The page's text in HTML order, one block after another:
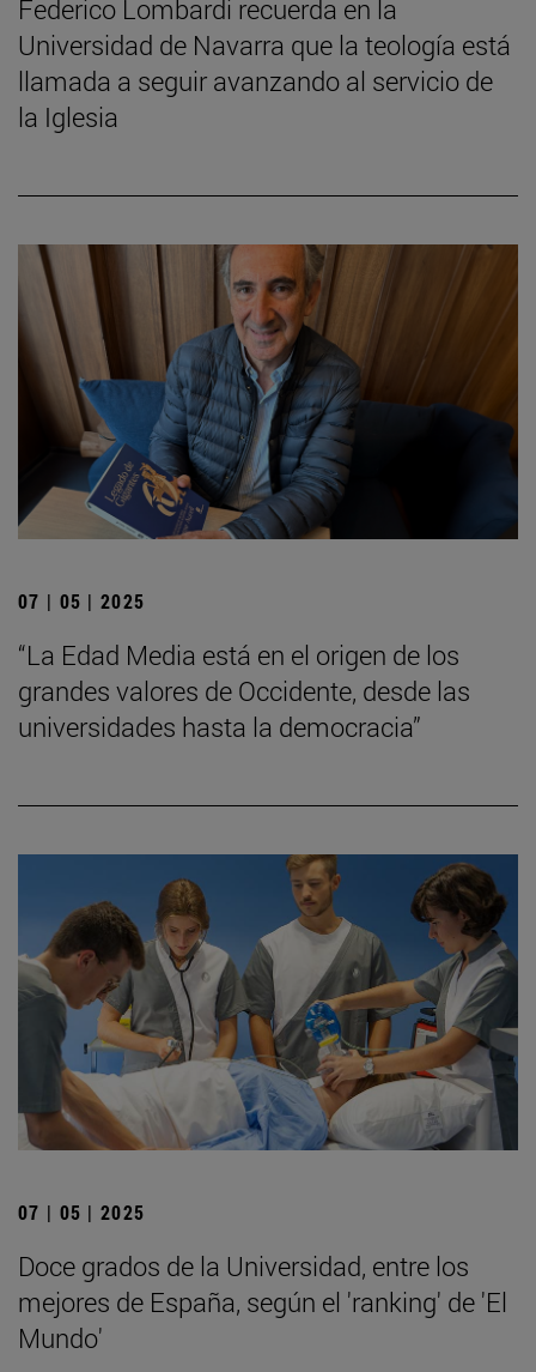
Federico Lombardi recuerda en la
Universidad de Navarra que la teología está
llamada a seguir avanzando al servicio de
la Iglesia
07 | 05 | 2025
“La Edad Media está en el origen de los
grandes valores de Occidente, desde las
universidades hasta la democracia”
07 | 05 | 2025
Doce grados de la Universidad, entre los
mejores de España, según el 'ranking' de 'El
Mundo'